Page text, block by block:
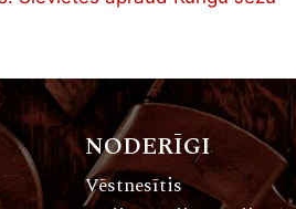
NODERĪGI
Vēstnesītis